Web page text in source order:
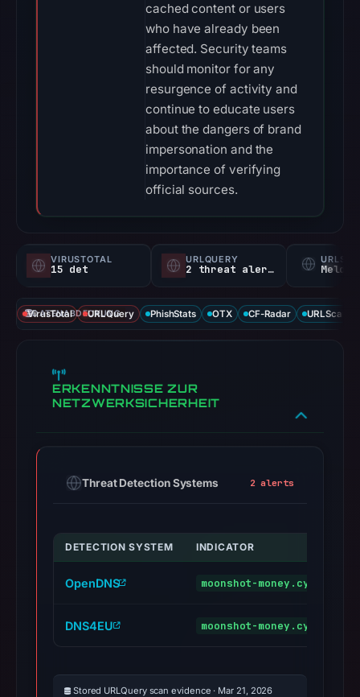
cached content or users
who have already been
affected. Security teams
should monitor for any
resurgence of activity and
continue to educate users
about the dangers of brand
impersonation and the
importance of verifying
official sources.
VIRUSTOTAL
15 det
URLQUERY
2 threat alerts
DATENABDECKUNG
VirusTotal URLQuery PhishStats OTX CF-Radar URLScan
ERKENNTNISSE ZUR
NETZWERKSICHERHEIT
Threat Detection Systems 2 alerts
DETECTION SYSTEM INDICATOR
OpenDNS moonshot-money.cyou
DNS4EU moonshot-money.cyou
Stored URLQuery scan evidence · Mar 21, 2026